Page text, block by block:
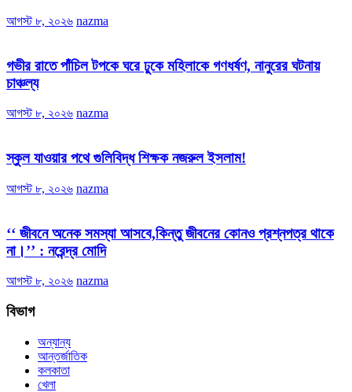
আগস্ট ৮, ২০২৬ nazma
গভীর রাতে পাঁচিল টপকে ঘরে ঢুকে মহিলাকে গণধর্ষণ, নানুরের ঘটনায়
চাঞ্চল্য
আগস্ট ৮, ২০২৬ nazma
স্কুল যাওয়ার পথে গুলিবিদ্ধ শিক্ষক নজরুল ইসলাম!
আগস্ট ৮, ২০২৬ nazma
‘‘ জীবনে অনেক সমস্যা আসবে,কিন্তু জীবনের কোনও প্রশ্নপত্র থাকে
না।’’ : নরেন্দ্র মোদি
আগস্ট ৮, ২০২৬ nazma
বিভাগ
অন্যান্য
আন্তর্জাতিক
কলকাতা
খেলা